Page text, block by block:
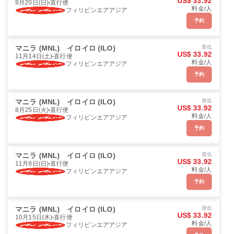
9月20日(日) 直行便
フィリピンエアアジア
料金/人
予約
マニラ (MNL) イロイロ (ILO)
11月14日(土) 直行便
フィリピンエアアジア
最低
US$ 33.92
料金/人
予約
マニラ (MNL) イロイロ (ILO)
8月25日(火) 直行便
フィリピンエアアジア
最低
US$ 33.92
料金/人
予約
マニラ (MNL) イロイロ (ILO)
11月8日(日) 直行便
フィリピンエアアジア
最低
US$ 33.92
料金/人
予約
マニラ (MNL) イロイロ (ILO)
10月15日(木) 直行便
フィリピンエアアジア
最低
US$ 33.92
料金/人